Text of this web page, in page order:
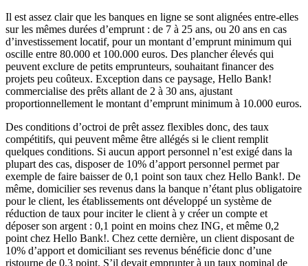
Il est assez clair que les banques en ligne se sont alignées entre-elles
sur les mêmes durées d’emprunt : de 7 à 25 ans, ou 20 ans en cas
d’investissement locatif, pour un montant d’emprunt minimum qui
oscille entre 80.000 et 100.000 euros. Des plancher élevés qui
peuvent exclure de petits emprunteurs, souhaitant financer des
projets peu coûteux. Exception dans ce paysage, Hello Bank!
commercialise des prêts allant de 2 à 30 ans, ajustant
proportionnellement le montant d’emprunt minimum à 10.000 euros.
Des conditions d’octroi de prêt assez flexibles donc, des taux
compétitifs, qui peuvent même être allégés si le client remplit
quelques conditions. Si aucun apport personnel n’est exigé dans la
plupart des cas, disposer de 10% d’apport personnel permet par
exemple de faire baisser de 0,1 point son taux chez Hello Bank!. De
même, domicilier ses revenus dans la banque n’étant plus obligatoire
pour le client, les établissements ont développé un système de
réduction de taux pour inciter le client à y créer un compte et
déposer son argent : 0,1 point en moins chez ING, et même 0,2
point chez Hello Bank!. Chez cette dernière, un client disposant de
10% d’apport et domiciliant ses revenus bénéficie donc d’une
ristourne de 0,3 point. S’il devait emprunter à un taux nominal de